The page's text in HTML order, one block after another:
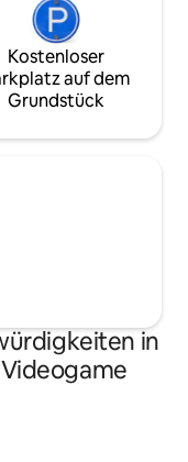
Kostenloser
auf dem
Grundstück
in